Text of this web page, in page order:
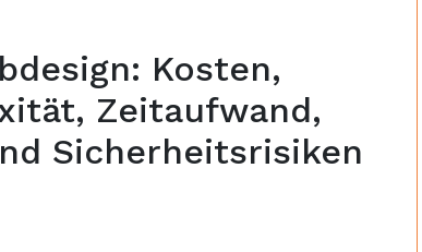
Kosten,
Zeitaufwand,
Sicherheitsrisiken